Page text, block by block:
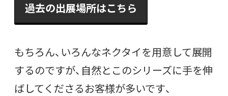
過去の出展場所はこちら
もちろん、いろんなネクタイを用意して展開
するのですが、自然とこのシリーズに手を伸
ばしてくださるお客様が多いです、